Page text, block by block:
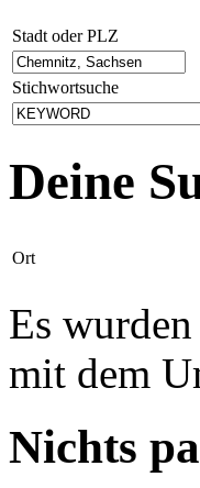
Stadt oder PLZ
Stichwortsuche
Deine
Ort
Es
mit dem
Nichts